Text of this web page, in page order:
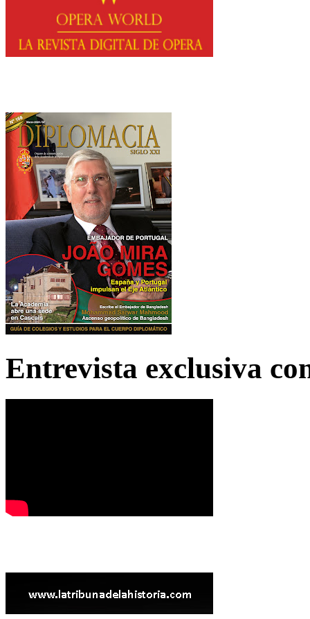
Entrevista exclusiva